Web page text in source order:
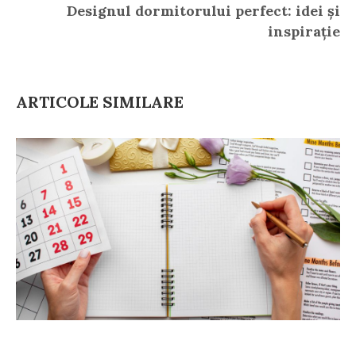
Designul dormitorului perfect: idei și
inspirație
ARTICOLE SIMILARE